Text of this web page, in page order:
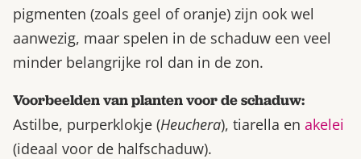
pigmenten (zoals geel of oranje) zijn ook wel
aanwezig, maar spelen in de schaduw een veel
minder belangrijke rol dan in de zon.
Voorbeelden van planten voor de schaduw:
Astilbe, purperklokje (Heuchera), tiarella en akelei
(ideaal voor de halfschaduw).